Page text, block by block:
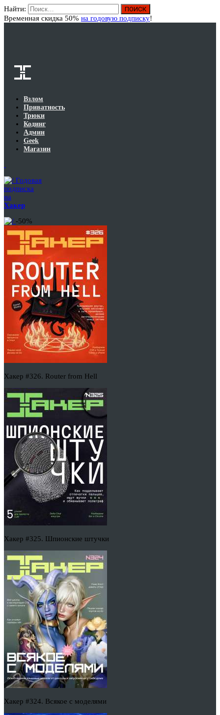
Найти:
Временная скидка 50% на годовую подписку!
Взлом
Приватность
Трюки
Кодинг
Админ
Geek
Магазин
Годовая
подписка
на
Хакер
-50%
Хакер #326. Router from Hell
Хакер #325. Шпионские штучки
Хакер #324. Всякое с моделями